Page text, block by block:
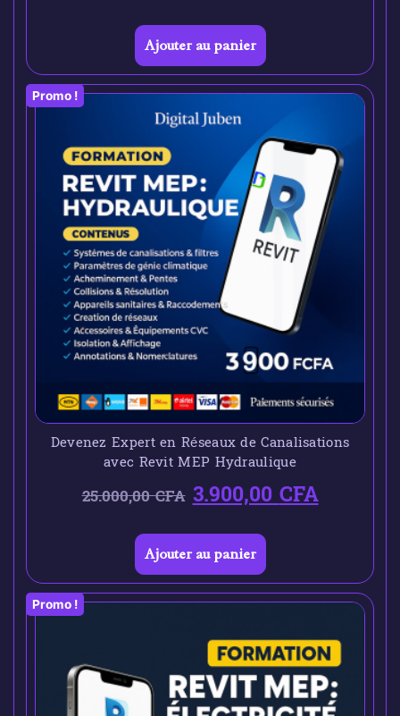
Ajouter au panier
Promo !
Devenez Expert en Réseaux de Canalisations
avec Revit MEP Hydraulique
25.000,00CFA 3.900,00CFA
Ajouter au panier
Promo !